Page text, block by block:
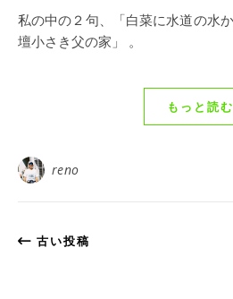
私の中の２句、「白菜に水道の水
壇小さき父の家」 。
もっと読む
reno
古い投稿